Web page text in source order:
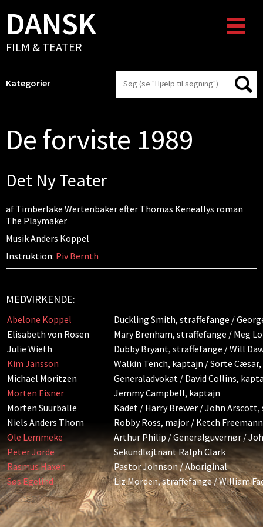
DANSK
FILM & TEATER
Kategorier
De forviste 1989
Det Ny Teater
af Timberlake Wertenbaker efter Thomas Keneallys roman
The Playmaker
Musik Anders Koppel
Instruktion: Piv Bernth
MEDVIRKENDE:
Abelone Koppel
Duckling Smith, straffefange /
Elisabeth von Rosen
Mary Brenham, straffefange / Meg
Julie Wieth
Dubby Bryant, straffefange / Will
Kim Jansson
Walkin Tench, kaptajn / Sorte
Michael Moritzen
Generaladvokat / David Collins,
Morten Eisner
Jemmy Campbell, kaptajn
Morten Suurballe
Kadet / Harry Brewer / John
Niels Anders Thorn
Robby Ross, major / Ketch
Ole Lemmeke
Arthur Philip / Generalguvernør /
Peter Jorde
Sekundløjtnant Ralph Clark
Rasmus Haxen
Pastor Johnson / Aboriginal
Søs Egelind
Liz Morden, straffefange / William